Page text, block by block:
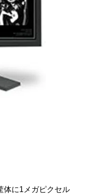
体に1メガピクセル